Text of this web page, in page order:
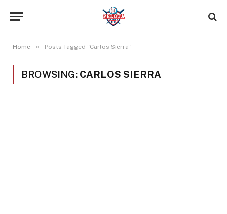
Home » Posts Tagged "Carlos Sierra"
BROWSING: CARLOS SIERRA